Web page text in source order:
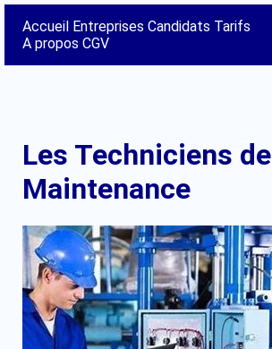
Accueil Entreprises Candidats Tarifs
A propos CGV
Les Techniciens de
Maintenance